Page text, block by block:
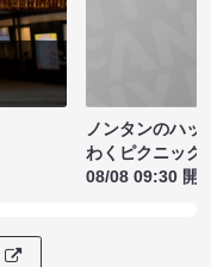
ノンタンのハッ
わくピクニック
08/08 09:30 開